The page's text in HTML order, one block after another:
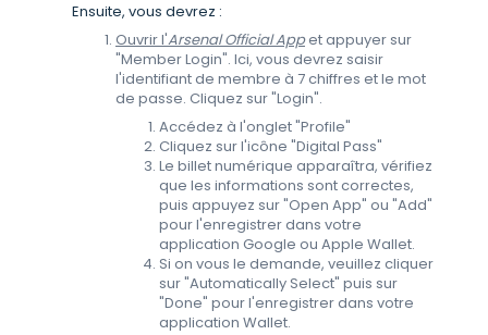
Ensuite, vous devrez :
Ouvrir l'Arsenal Official Appet appuyer sur
"Member Login". Ici, vous devrez saisir
l'identifiant de membre à 7 chiffres et le mot
de passe. Cliquez sur "Login".
Accédez à l'onglet "Profile"
Cliquez sur l'icône "Digital Pass"
Le billet numérique apparaîtra, vérifiez
que les informations sont correctes,
puis appuyez sur "Open App" ou "Add"
pour l'enregistrer dans votre
application Google ou Apple Wallet.
Si on vous le demande, veuillez cliquer
sur "Automatically Select" puis sur
"Done" pour l'enregistrer dans votre
application Wallet.